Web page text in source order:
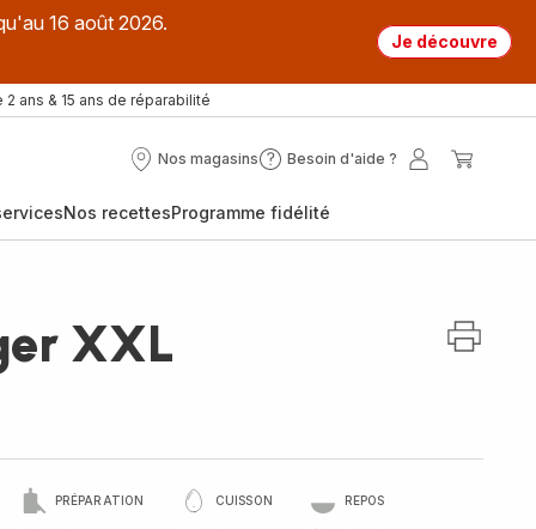
16 août 2026.
Je découvre
2 ans & 15 ans de réparabilité
Nos magasins
Nos
Besoin d'aide ?
Besoin
?
Mon
Nos recettesProgramme fidélité
XXL
PRÉPARATION CUISSON REPOS